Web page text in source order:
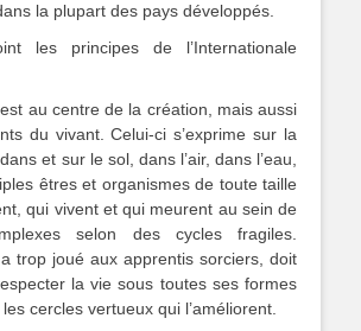
la plupart des pays développés.
les principes de l’Internationale
est au centre de la création, mais aussi
du vivant. Celui-ci s’exprime sur la
et sur le sol, dans l’air, dans l’eau,
êtres et organismes de toute taille
qui vivent et qui meurent au sein de
selon des cycles fragiles.
a trop joué aux apprentis sorciers, doit
la vie sous toutes ses formes
cercles vertueux qui l’améliorent.